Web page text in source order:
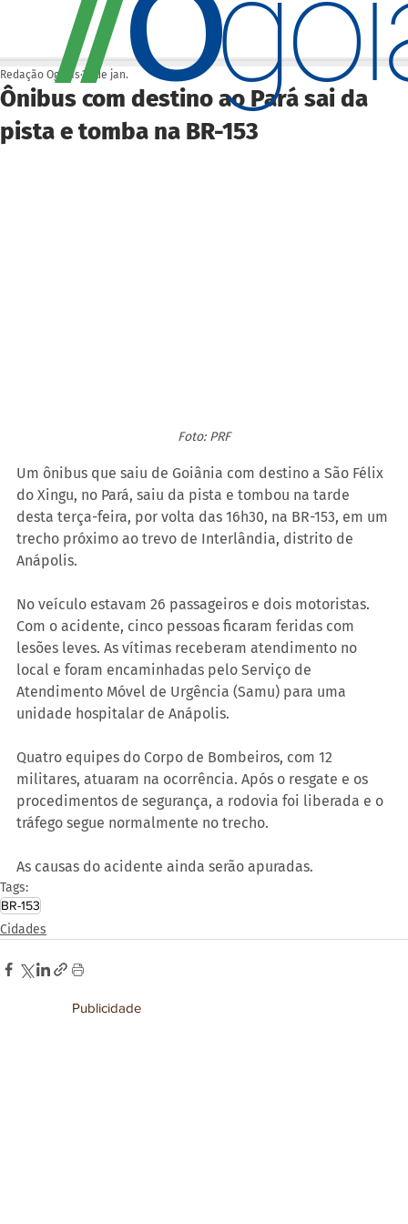
Ônibus com destino ao Pará sai da
pista e tomba na BR-153
Redação Ogoiás 27 de jan.
Foto: PRF
Um ônibus que saiu de Goiânia com destino a São Félix
do Xingu, no Pará, saiu da pista e tombou na tarde
desta terça-feira, por volta das 16h30, na BR-153, em um
trecho próximo ao trevo de Interlândia, distrito de
Anápolis.
No veículo estavam 26 passageiros e dois motoristas.
Com o acidente, cinco pessoas ficaram feridas com
lesões leves. As vítimas receberam atendimento no
local e foram encaminhadas pelo Serviço de
Atendimento Móvel de Urgência (Samu) para uma
unidade hospitalar de Anápolis.
Quatro equipes do Corpo de Bombeiros, com 12
militares, atuaram na ocorrência. Após o resgate e os
procedimentos de segurança, a rodovia foi liberada e o
tráfego segue normalmente no trecho.
As causas do acidente ainda serão apuradas.
Tags:
BR-153
Cidades
Publicidade